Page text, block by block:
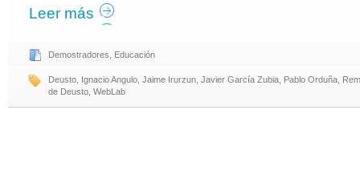
Leer más
Demostradores Educación
Deusto Ignacio Angulo Jaime Irurzun Javier García Zubia Pablo Orduña
de Deusto WebLab